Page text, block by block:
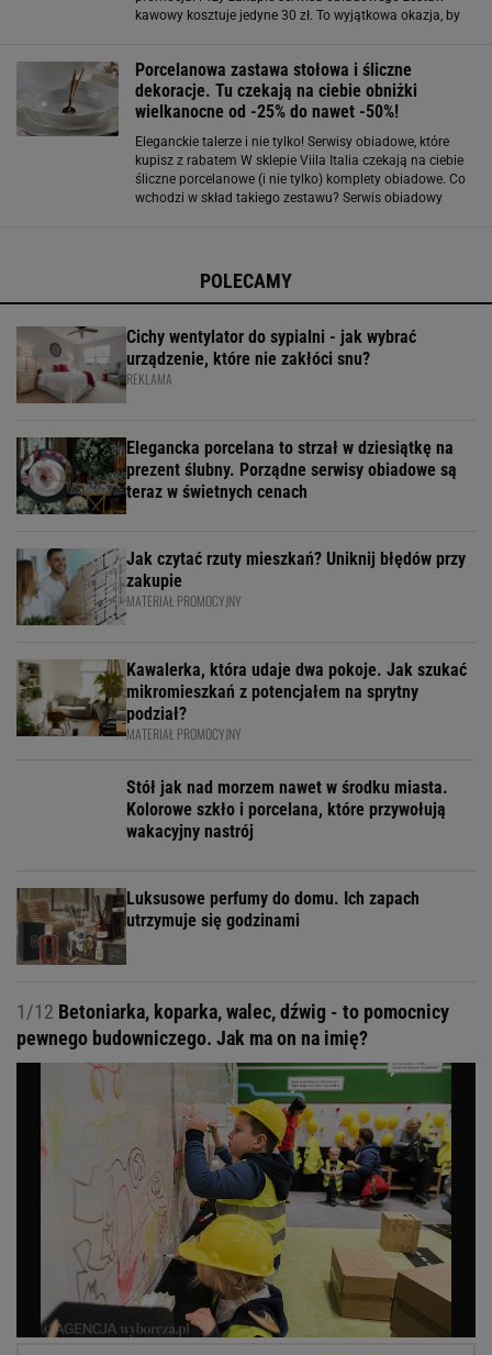
kawowy kosztuje jedyne 30 zł. To wyjątkowa okazja, by
Porcelanowa zastawa stołowa i śliczne
dekoracje. Tu czekają na ciebie obniżki
wielkanocne od -25% do nawet -50%!
Eleganckie talerze i nie tylko! Serwisy obiadowe, które
kupisz z rabatem W sklepie Viila Italia czekają na ciebie
śliczne porcelanowe (i nie tylko) komplety obiadowe. Co
wchodzi w skład takiego zestawu? Serwis obiadowy
POLECAMY
Cichy wentylator do sypialni - jak wybrać
urządzenie, które nie zakłóci snu?
REKLAMA
Elegancka porcelana to strzał w dziesiątkę na
prezent ślubny. Porządne serwisy obiadowe są
teraz w świetnych cenach
Jak czytać rzuty mieszkań? Uniknij błędów przy
zakupie
MATERIAŁ PROMOCYJNY
Kawalerka, która udaje dwa pokoje. Jak szukać
mikromieszkań z potencjałem na sprytny
podział?
MATERIAŁ PROMOCYJNY
Stół jak nad morzem nawet w środku miasta.
Kolorowe szkło i porcelana, które przywołują
wakacyjny nastrój
Luksusowe perfumy do domu. Ich zapach
utrzymuje się godzinami
1/12 Betoniarka, koparka, walec, dźwig - to pomocnicy
pewnego budowniczego. Jak ma on na imię?